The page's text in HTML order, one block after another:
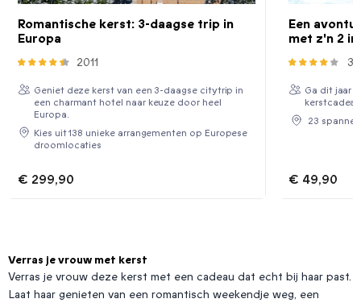
Romantische kerst: 3-daagse trip in
Europa
2011
Geniet deze kerst van een 3-daagse citytrip in
een charmant hotel naar keuze door heel
Europa.
Kies uit 138 unieke arrangementen op Europese
droomlocaties
€ 299,90
Een
met z'n 2
3
Ga dit jaar
23
€ 49,90
Verras je vrouw met kerst
Verras je vrouw deze kerst met een cadeau dat echt bij haar past.
Laat haar genieten van een romantisch weekendje weg, een